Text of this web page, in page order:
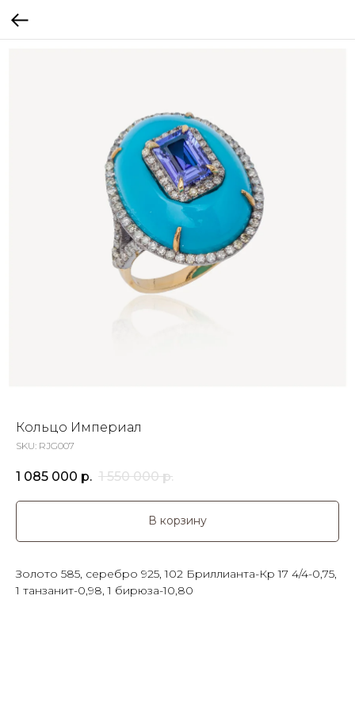
Кольцо Империал
SKU: RJG007
1 085 000 р. 1 550 000 р.
В корзину
Золото 585, серебро 925, 102 Бриллианта-Кр 17 4/4-0,75,
1 танзанит-0,98, 1 бирюза-10,80